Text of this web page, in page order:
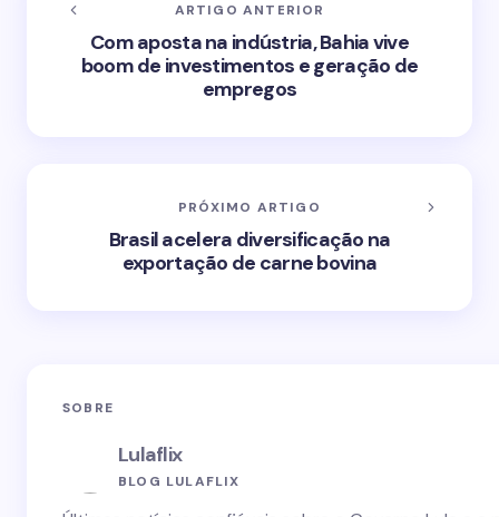
ARTIGO ANTERIOR
Com aposta na indústria, Bahia vive
boom de investimentos e geração de
empregos
PRÓXIMO ARTIGO
Brasil acelera diversificação na
exportação de carne bovina
SOBRE
Lulaflix
BLOG LULAFLIX